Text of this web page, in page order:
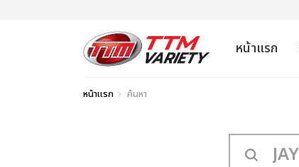
หน้าแรก
หน้าแรก ค้นหา